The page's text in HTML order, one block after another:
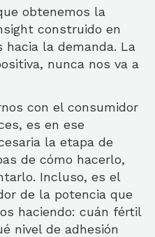
obtenemos la
construido en
hacia la demanda. La
nunca nos va a
con el consumidor
es en ese
la etapa de
de cómo hacerlo,
Incluso, es el
de la potencia que
haciendo: cuán fértil
nivel de adhesión